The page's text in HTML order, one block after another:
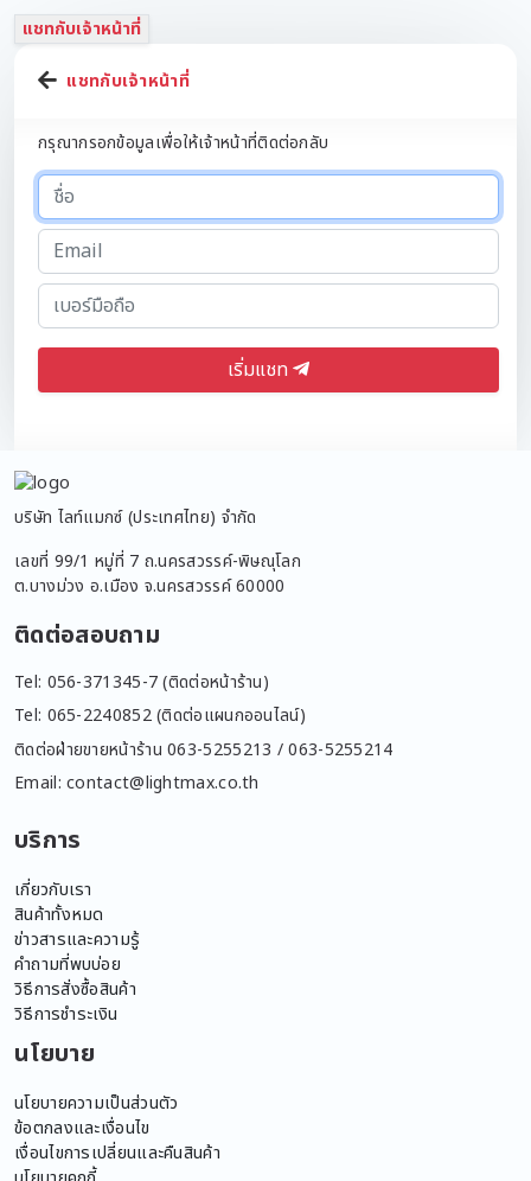
แชทกับเจ้าหน้าที่
แชทกับเจ้าหน้าที่
กรุณากรอกข้อมูลเพื่อให้เจ้าหน้าที่ติดต่อกลับ
เริ่มแชท
บริษัท ไลท์แมกซ์ (ประเทศไทย) จำกัด
เลขที่ 99/1 หมู่ที่ 7 ถ.นครสวรรค์-พิษณุโลก
ต.บางม่วง อ.เมือง จ.นครสวรรค์ 60000
ติดต่อสอบถาม
Tel: 056-371345-7 (ติดต่อหน้าร้าน)
Tel: 065-2240852 (ติดต่อแผนกออนไลน์)
ติดต่อฝ่ายขายหน้าร้าน 063-5255213 / 063-5255214
Email: contact@lightmax.co.th
บริการ
เกี่ยวกับเรา
สินค้าทั้งหมด
ข่าวสารและความรู้
คำถามที่พบบ่อย
วิธีการสั่งซื้อสินค้า
วิธีการชำระเงิน
นโยบาย
นโยบายความเป็นส่วนตัว
ข้อตกลงและเงื่อนไข
เงื่อนไขการเปลี่ยนและคืนสินค้า